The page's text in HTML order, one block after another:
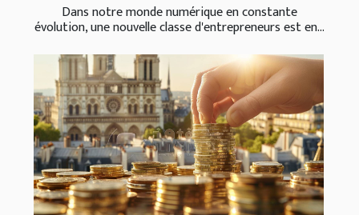
Dans notre monde numérique en constante
évolution, une nouvelle classe d'entrepreneurs est en...